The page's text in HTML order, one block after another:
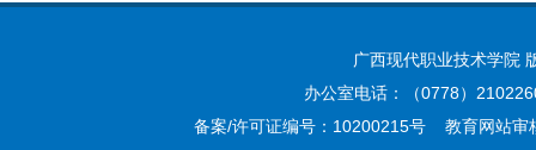
广西现代职业技术学院
办公室电话：（0778）
备案/许可证编号：10200215号 教育网站